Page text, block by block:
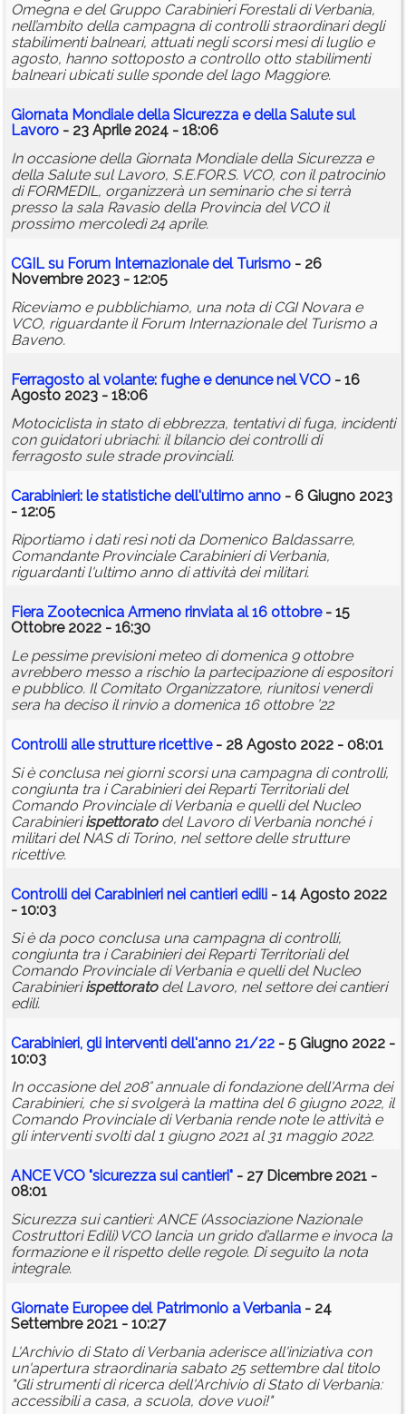
Omegna e del Gruppo Carabinieri Forestali di Verbania,
nell’ambito della campagna di controlli straordinari degli
stabilimenti balneari, attuati negli scorsi mesi di luglio e
agosto, hanno sottoposto a controllo otto stabilimenti
balneari ubicati sulle sponde del lago Maggiore.
Giornata Mondiale della Sicurezza e della Salute sul
Lavoro - 23 Aprile 2024 - 18:06
In occasione della Giornata Mondiale della Sicurezza e
della Salute sul Lavoro, S.E.FOR.S. VCO, con il patrocinio
di FORMEDIL, organizzerà un seminario che si terrà
presso la sala Ravasio della Provincia del VCO il
prossimo mercoledì 24 aprile.
CGIL su Forum Internazionale del Turismo - 26
Novembre 2023 - 12:05
Riceviamo e pubblichiamo, una nota di CGI Novara e
VCO, riguardante il Forum Internazionale del Turismo a
Baveno.
Ferragosto al volante: fughe e denunce nel VCO - 16
Agosto 2023 - 18:06
Motociclista in stato di ebbrezza, tentativi di fuga, incidenti
con guidatori ubriachi: il bilancio dei controlli di
ferragosto sule strade provinciali.
Carabinieri: le statistiche dell'ultimo anno - 6 Giugno 2023
- 12:05
Riportiamo i dati resi noti da Domenico Baldassarre,
Comandante Provinciale Carabinieri di Verbania,
riguardanti l'ultimo anno di attività dei militari.
Fiera Zootecnica Armeno rinviata al 16 ottobre- 15
Ottobre 2022 - 16:30
Le pessime previsioni meteo di domenica 9 ottobre
avrebbero messo a rischio la partecipazione di espositori
e pubblico. Il Comitato Organizzatore, riunitosi venerdì
sera ha deciso il rinvio a domenica 16 ottobre ’22
Controlli alle strutture ricettive- 28 Agosto 2022 - 08:01
Si è conclusa nei giorni scorsi una campagna di controlli,
congiunta tra i Carabinieri dei Reparti Territoriali del
Comando Provinciale di Verbania e quelli del Nucleo
Carabinieriispettoratodel Lavoro di Verbania nonché i
militari del NAS di Torino, nel settore delle strutture
ricettive.
Controlli dei Carabinieri nei cantieri edili - 14 Agosto 2022
- 10:03
Si è da poco conclusa una campagna di controlli,
congiunta tra i Carabinieri dei Reparti Territoriali del
Comando Provinciale di Verbania e quelli del Nucleo
Carabinieriispettoratodel Lavoro, nel settore dei cantieri
edili.
Carabinieri, gli interventi dell'anno 21/22 - 5 Giugno 2022 -
10:03
In occasione del 208° annuale di fondazione dell'Arma dei
Carabinieri, che si svolgerà la mattina del 6 giugno 2022, il
Comando Provinciale di Verbania rende note le attività e
gli interventi svolti dal 1 giugno 2021 al 31 maggio 2022.
ANCE VCO "sicurezza sui cantieri" - 27 Dicembre 2021 -
08:01
Sicurezza sui cantieri: ANCE (Associazione Nazionale
Costruttori Edili) VCO lancia un grido d’allarme e invoca la
formazione e il rispetto delle regole. Di seguito la nota
integrale.
Giornate Europee del Patrimonio a Verbania - 24
Settembre 2021 - 10:27
L'Archivio di Stato di Verbania aderisce all'iniziativa con
un'apertura straordinaria sabato 25 settembre dal titolo
"Gli strumenti di ricerca dell'Archivio di Stato di Verbania:
accessibili a casa, a scuola, dove vuoi!"